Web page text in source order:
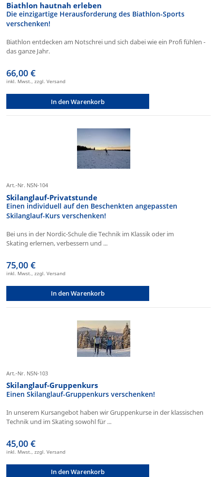
Biathlon hautnah erleben
Die einzigartige Herausforderung des Biathlon-Sports
verschenken!
Biathlon entdecken am Notschrei und sich dabei wie ein Profi fühlen -
das ganze Jahr.
66,00 €
inkl. Mwst., zzgl. Versand
In den Warenkorb
Art.-Nr. NSN-104
Skilanglauf-Privatstunde
Einen individuell auf den Beschenkten angepassten
Skilanglauf-Kurs verschenken!
Bei uns in der Nordic-Schule die Technik im Klassik oder im
Skating erlernen, verbessern und ...
75,00 €
inkl. Mwst., zzgl. Versand
In den Warenkorb
Art.-Nr. NSN-103
Skilanglauf-Gruppenkurs
Einen Skilanglauf-Gruppenkurs verschenken!
In unserem Kursangebot haben wir Gruppenkurse in der klassischen
Technik und im Skating sowohl für ...
45,00 €
inkl. Mwst., zzgl. Versand
In den Warenkorb